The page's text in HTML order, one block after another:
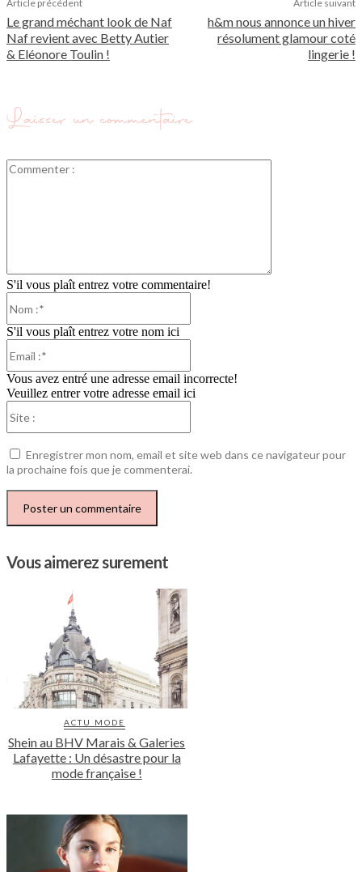
Article précédent
Le grand méchant look de Naf
Naf revient avec Betty Autier
& Eléonore Toulin !
Article suivant
h&m nous annonce un hiver
résolument glamour coté
lingerie !
Laisser un commentaire
S'il vous plaît entrez votre commentaire!
S'il vous plaît entrez votre nom ici
Vous avez entré une adresse email incorrecte!
Veuillez entrer votre adresse email ici
Enregistrer mon nom, email et site web dans ce navigateur pour
la prochaine fois que je commenterai.
Vous aimerez surement
ACTU MODE
Shein au BHV Marais & Galeries
Lafayette : Un désastre pour la
mode française !